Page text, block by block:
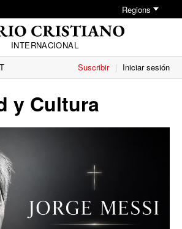
Regions
INTERNACIONAL
Suscribir Iniciar sesión
y Cultura